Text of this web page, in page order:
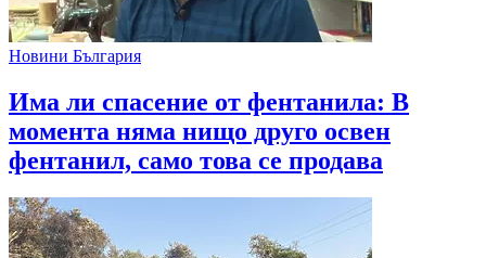
Новини България
Има ли спасение от фентанила: В
момента няма нищо друго освен
фентанил, само това се продава